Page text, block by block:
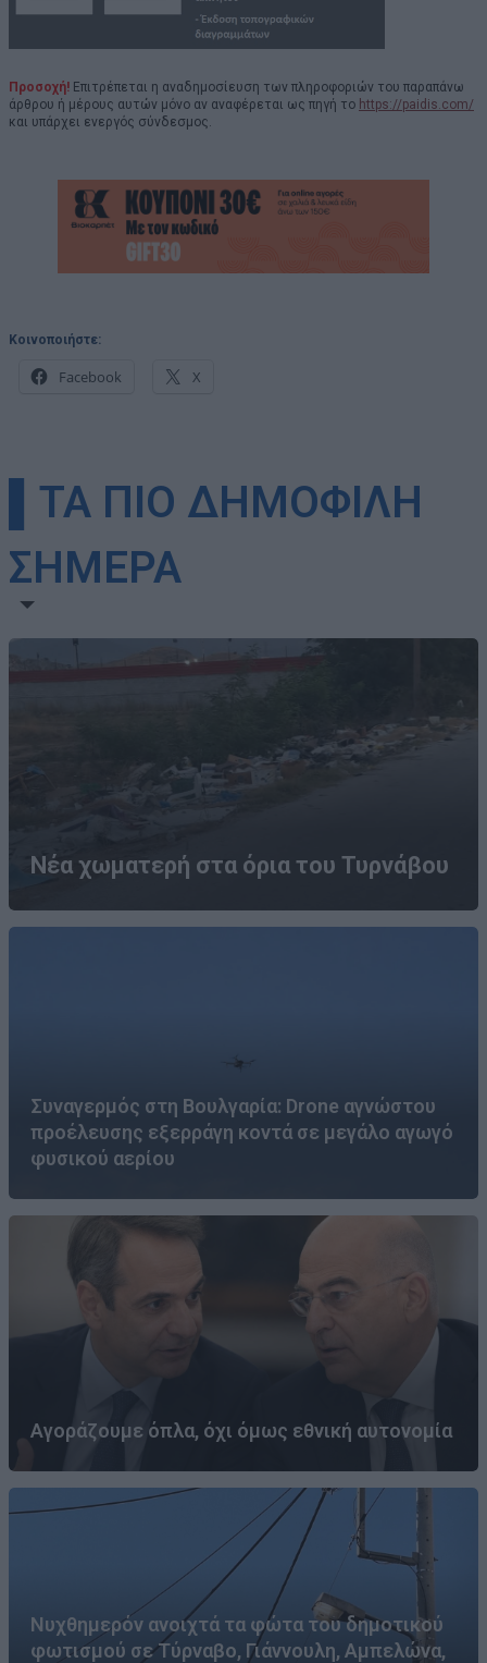
Προσοχή! Επιτρέπεται η αναδημοσίευση των πληροφοριών του παραπάνω
άρθρου ή μέρους αυτών μόνο αν αναφέρεται ως πηγή το https://paidis.com/
και υπάρχει ενεργός σύνδεσμος.
Κοινοποιήστε:
Facebook X
▌ΤΑ ΠΙΟ ΔΗΜΟΦΙΛΗ
ΣΗΜΕΡΑ
Νέα χωματερή στα όρια του Τυρνάβου
Συναγερμός στη Βουλγαρία: Drone αγνώστου
προέλευσης εξερράγη κοντά σε μεγάλο αγωγό
φυσικού αερίου
Αγοράζουμε όπλα, όχι όμως εθνική αυτονομία
Νυχθημερόν ανοιχτά τα φώτα του δημοτικού
φωτισμού σε Τύρναβο, Γιάννουλη, Αμπελώνα,